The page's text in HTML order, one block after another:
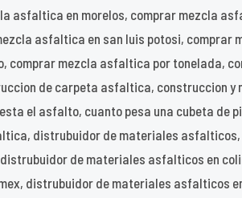
en morelos, comprar mezcla
asfaltica en san luis potosi, comprar
comprar mezcla asfaltica por tonelada,
de carpeta asfaltica, construccion y
el asfalto, cuanto pesa una cubeta de
distrubuidor de materiales
de materiales asfalticos en
distrubuidor de materiales asfalticos